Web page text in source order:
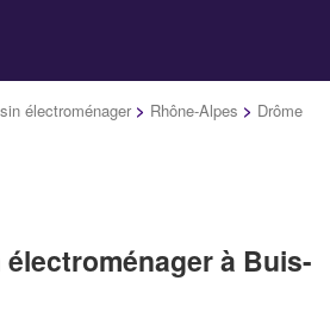
électroménager > Rhône-Alpes > Drôme
à Buis-